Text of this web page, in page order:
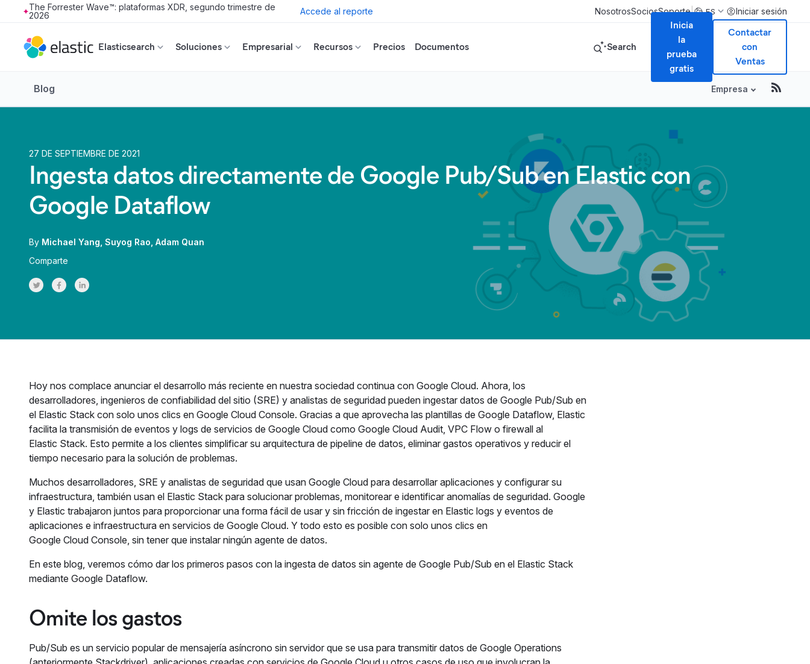
Skip to main content
The Forrester Wave™: plataformas XDR, segundo trimestre de
2026
Accede al reporte NosotrosSociosSoporte| ES Iniciar sesión
Elasticsearch Soluciones Empresarial Recursos Precios Documentos Search
Inicia
la
prueba
gratis
Contactar
con
Ventas
Blog Empresa
27 DE SEPTIEMBRE DE 2021
Ingesta datos directamente de Google Pub/Sub en Elastic con
Google Dataflow
By Michael Yang Suyog Rao Adam Quan
Comparte
Share on Twitter
Share on Facebook
Share on LinkedInr
Hoy nos complace anunciar el desarrollo más reciente en nuestra sociedad continua con Google Cloud. Ahora, los
desarrolladores, ingenieros de confiabilidad del sitio (SRE) y analistas de seguridad pueden ingestar datos de Google Pub/Sub en
el Elastic Stack con solo unos clics en Google Cloud Console. Gracias a que aprovecha las plantillas de Google Dataflow, Elastic
facilita la transmisión de eventos y logs de servicios de Google Cloud como Google Cloud Audit, VPC Flow o firewall al
Elastic Stack. Esto permite a los clientes simplificar su arquitectura de pipeline de datos, eliminar gastos operativos y reducir el
tiempo necesario para la solución de problemas.
Muchos desarrolladores, SRE y analistas de seguridad que usan Google Cloud para desarrollar aplicaciones y configurar su
infraestructura, también usan el Elastic Stack para solucionar problemas, monitorear e identificar anomalías de seguridad. Google
y Elastic trabajaron juntos para proporcionar una forma fácil de usar y sin fricción de ingestar en Elastic logs y eventos de
aplicaciones e infraestructura en servicios de Google Cloud. Y todo esto es posible con solo unos clics en
Google Cloud Console, sin tener que instalar ningún agente de datos.
En este blog, veremos cómo dar los primeros pasos con la ingesta de datos sin agente de Google Pub/Sub en el Elastic Stack
mediante Google Dataflow.
Omite los gastos
Pub/Sub es un servicio popular de mensajería asíncrono sin servidor que se usa para transmitir datos de Google Operations